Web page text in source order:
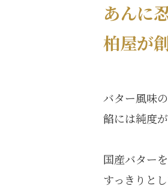
あんに
柏屋が
バター風味
餡には純度
国産バター
すっきりと